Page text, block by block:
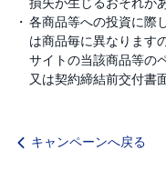
各商品等への投資に際
は商品毎に異なります
サイトの当該商品等の
又は契約締結前交付書
キャンペーンへ戻る